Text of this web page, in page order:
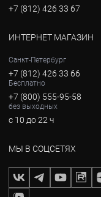
+7 (812) 426 33 67
ИНТЕРНЕТ МАГАЗИН
Санкт-Петербург
+7 (812) 426 33 66
Бесплатно
+7 (800) 555-95-58
без выходных
с 10 до 22 ч
МЫ В СОЦСЕТЯХ